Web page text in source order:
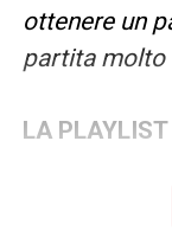
ottenere un
partita molto
LA PLAYLIST